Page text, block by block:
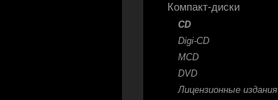
Компакт-диски
CD
Digi-CD
MCD
DVD
Лицензионные издания